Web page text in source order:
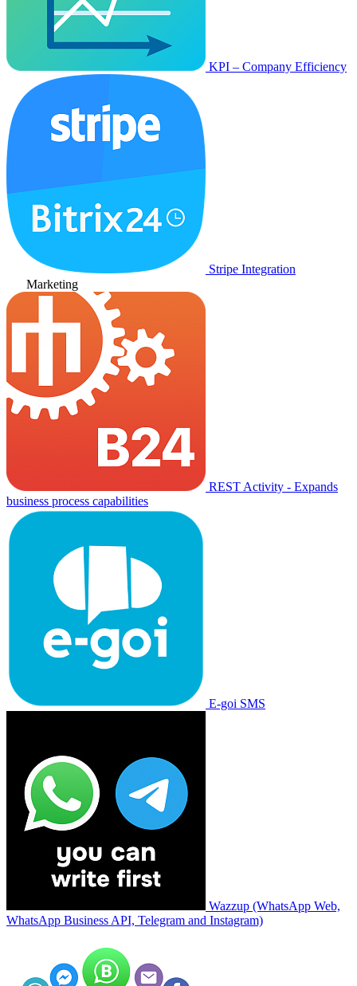
KPI – Company Efficiency
Stripe Integration
Marketing
REST Activity - Expands
business process capabilities
E-goi SMS
Wazzup (WhatsApp Web,
WhatsApp Business API, Telegram and Instagram)